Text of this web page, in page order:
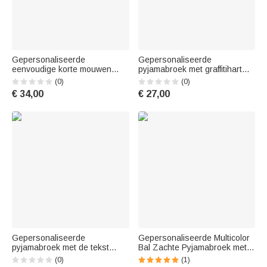
Gepersonaliseerde
eenvoudige korte mouwen
pyjama Matching Shorts Set
met tekst Zomer Home Kleding
Vaderdag Verjaardagscadeau
(0)
€ 34,00
Gepersonaliseerde
pyjamabroek met graffitihart
kleurrijke naam en trekkoord
uniek verjaardagscadeau voor
het hele gezin
(0)
€ 27,00
Gepersonaliseerde
pyjamabroek met de tekst
‘Best Dad Ever’ en 1-5 foto’s
(0)
Gepersonaliseerde Multicolor
Bal Zachte Pyjamabroek met
Naam World Cup
(1)